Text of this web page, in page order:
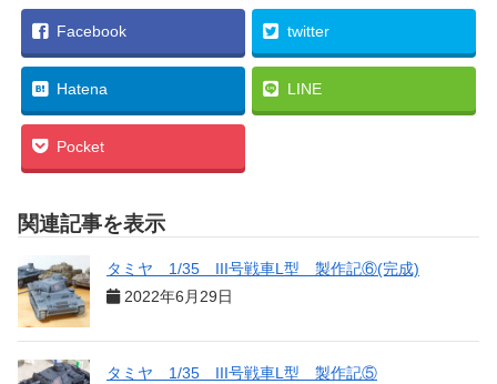
Facebook twitter
Hatena LINE
Pocket
関連記事を表示
タミヤ 1/35 III号戦車L型 製作記⑥(完成)
2022年6月29日
タミヤ 1/35 III号戦車L型 製作記⑤